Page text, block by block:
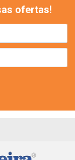
ofertas!